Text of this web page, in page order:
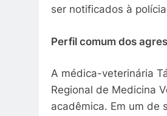
ser notificados à
Perfil comum dos
A médica-veterinária
Regional de Medicina
acadêmica. Em um de